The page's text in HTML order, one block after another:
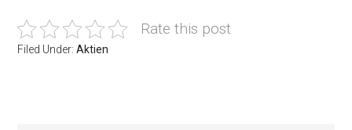
Rate this post
Filed Under:Aktien